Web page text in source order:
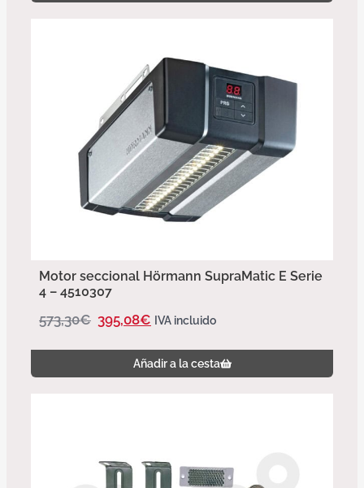
Motor seccional Hörmann SupraMatic E Serie
4 – 4510307
573,30€ 395,08€ IVA incluido
Añadir a la cesta